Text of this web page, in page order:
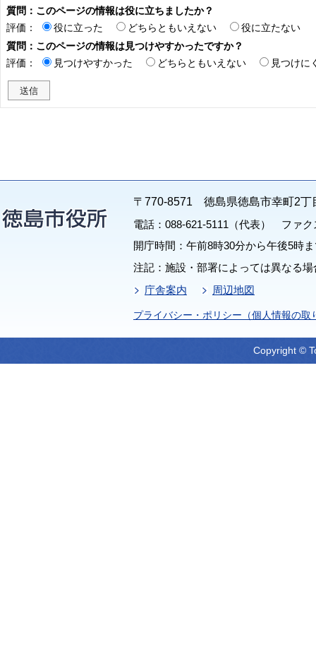
質問：このページの情報は役に立ちましたか？
評価：
役に立った どちらともいえない
役に立たない
質問：このページの情報は見つけやすかったですか？
評価：
見つけやすかった どちらともいえない 見つけに
〒770-8571 徳島県徳島市幸町2丁
電話：088-621-5111（代表） ファク
開庁時間：午前8時30分から午後5時
注記：施設・部署によっては異なる
庁舎案内
周辺地図
プライバシー・ポリシー（個人情報の取
Copyright ©